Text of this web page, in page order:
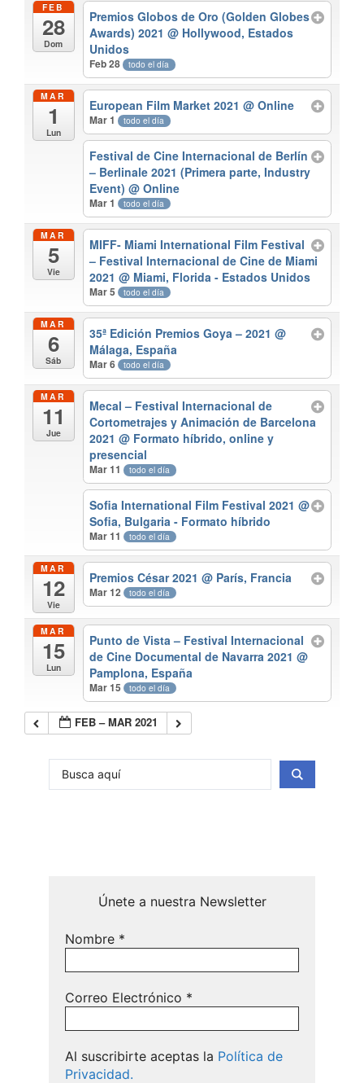
FEB
28
Dom
Premios Globos de Oro (Golden Globes
Awards) 2021@ Hollywood, Estados
Unidos
Feb 28 todo el día
MAR
1
Lun
European Film Market 2021@ Online
Mar 1 todo el día
Festival de Cine Internacional de Berlín
– Berlinale 2021 (Primera parte, Industry
Event)@ Online
Mar 1 todo el día
MAR
5
Vie
MIFF- Miami International Film Festival
– Festival Internacional de Cine de Miami
2021@ Miami, Florida - Estados Unidos
Mar 5 todo el día
MAR
6
Sáb
35ª Edición Premios Goya – 2021@
Málaga, España
Mar 6 todo el día
MAR
11
Jue
Mecal – Festival Internacional de
Cortometrajes y Animación de Barcelona
2021@ Formato híbrido, online y
presencial
Mar 11 todo el día
Sofia International Film Festival 2021@
Sofia, Bulgaria - Formato híbrido
Mar 11 todo el día
MAR
12
Vie
Premios César 2021@ París, Francia
Mar 12 todo el día
MAR
15
Lun
Punto de Vista – Festival Internacional
de Cine Documental de Navarra 2021@
Pamplona, España
Mar 15 todo el día
FEB – MAR 2021
Únete a nuestra Newsletter
Nombre *
Correo Electrónico *
Al suscribirte aceptas la Política de
Privacidad.